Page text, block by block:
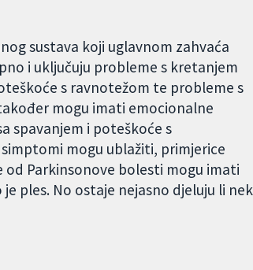
sustava koji uglavnom zahvaća
i uključuju probleme s kretanjem
s ravnotežom te probleme s
mogu imati emocionalne
spavanjem i poteškoće s
mogu ublažiti, primjerice
Parkinsonove bolesti mogu imati
ples. No ostaje nejasno djeluju li